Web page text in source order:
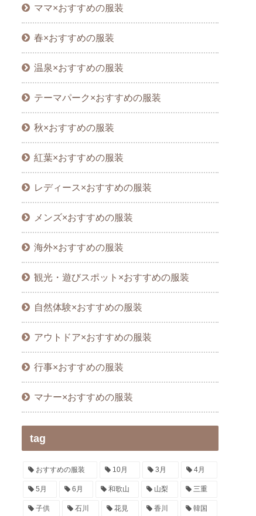
ママ×おすすめの服装
春×おすすめの服装
温泉×おすすめの服装
テーマパーク×おすすめの服装
秋×おすすめの服装
紅葉×おすすめの服装
レディース×おすすめの服装
メンズ×おすすめの服装
海外×おすすめの服装
観光・遊びスポット×おすすめの服装
自然体験×おすすめの服装
アウトドア×おすすめの服装
行事×おすすめの服装
マナー×おすすめの服装
tag
おすすめの服装 10月 3月 4月
5月 6月 和歌山 山梨 三重
子供 石川 花見 香川 韓国